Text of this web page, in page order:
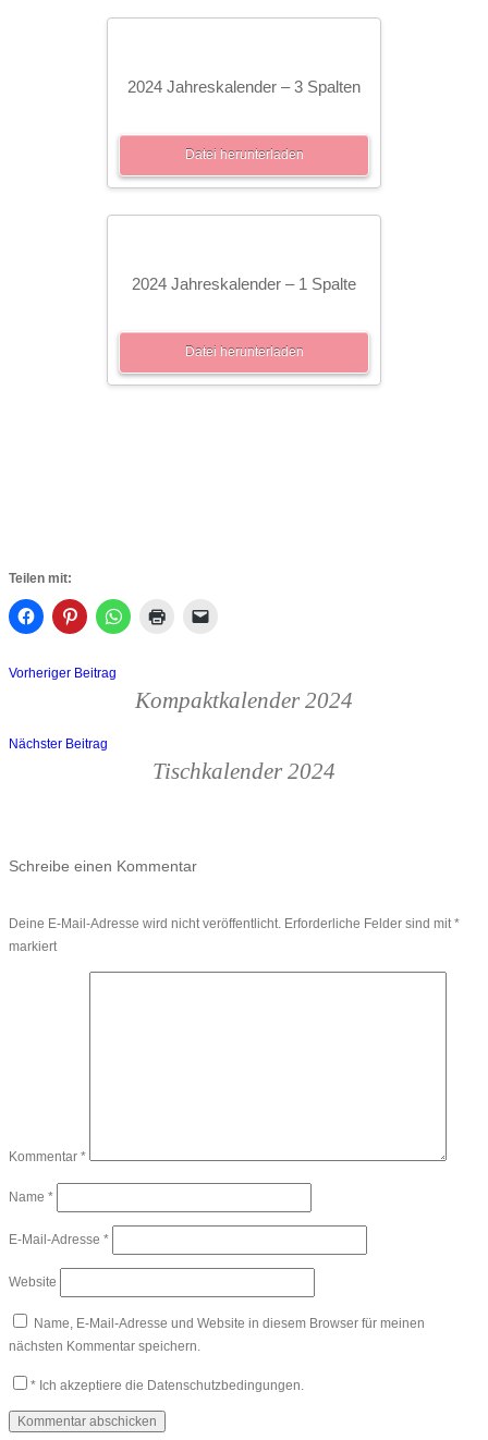
2024 Jahreskalender – 3 Spalten
Datei herunterladen
2024 Jahreskalender – 1 Spalte
Datei herunterladen
Teilen mit:
Beitragsnavigation
Vorheriger Beitrag
Kompaktkalender 2024
Nächster Beitrag
Tischkalender 2024
Schreibe einen Kommentar
Deine E-Mail-Adresse wird nicht veröffentlicht. Erforderliche Felder sind mit*
markiert
Kommentar *
Name *
E-Mail-Adresse *
Website
Name, E-Mail-Adresse und Website in diesem Browser für meinen
nächsten Kommentar speichern.
* Ich akzeptiere die Datenschutzbedingungen.